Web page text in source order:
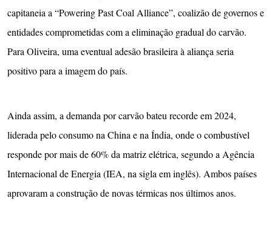
capitaneia a “Powering Past Coal Alliance”, coalizão de governos e
entidades comprometidas com a eliminação gradual do carvão.
Para Oliveira, uma eventual adesão brasileira à aliança seria
positivo para a imagem do país.
Ainda assim, a demanda por carvão bateu recorde em 2024,
liderada pelo consumo na China e na Índia, onde o combustível
responde por mais de 60% da matriz elétrica, segundo a Agência
Internacional de Energia (IEA, na sigla em inglês). Ambos países
aprovaram a construção de novas térmicas nos últimos anos.